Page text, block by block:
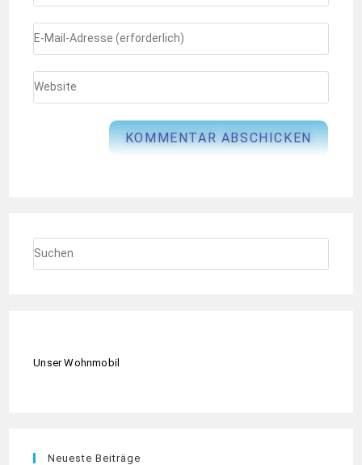
Unser Wohnmobil
Neueste Beiträge